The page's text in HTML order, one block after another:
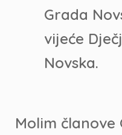
Grada
vijeće
Novska.
Molim članove